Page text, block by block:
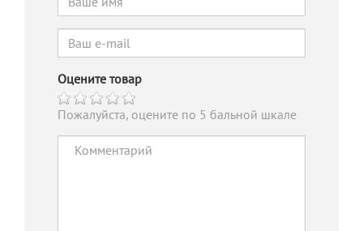
Оцените товар
Пожалуйста, оцените по 5 бальной шкале